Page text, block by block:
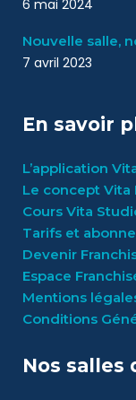
6 mai 2024
Nouvelle salle,
7 avril 2023
En savoir
L’application
Le concept Vita
Cours Vita
Tarifs et
Devenir
Espace
Mentions
Conditions
Nos salles